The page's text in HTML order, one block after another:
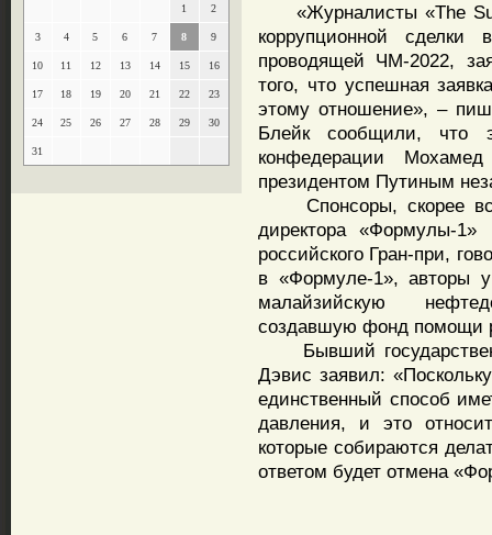
1 2
3 4 5 6 7 8 9
10 11 12 13 14 15 16
17 18 19 20 21 22 23
24 25 26 27 28 29 30
31
«Журналисты «The
коррупционной
проводящей ЧМ-2022,
того, что успешная
этому отношение», –
Блейк сообщили, что
конфедерации
президентом Путиным
Спонсоры, скорее
директора «Формулы-
российского Гран-при,
в «Формуле-1», авторы
малайзийскую
создавшую фонд помощи
Бывший
Дэвис заявил:
единственный способ
давления, и это
которые собираются
ответом будет отмена